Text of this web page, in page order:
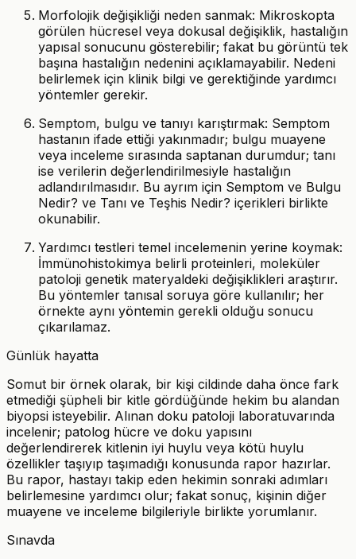
Morfolojik değişikliği neden sanmak: Mikroskopta
görülen hücresel veya dokusal değişiklik, hastalığın
yapısal sonucunu gösterebilir; fakat bu görüntü tek
başına hastalığın nedenini açıklamayabilir. Nedeni
belirlemek için klinik bilgi ve gerektiğinde yardımcı
yöntemler gerekir.
Semptom, bulgu ve tanıyı karıştırmak: Semptom
hastanın ifade ettiği yakınmadır; bulgu muayene
veya inceleme sırasında saptanan durumdur; tanı
ise verilerin değerlendirilmesiyle hastalığın
adlandırılmasıdır. Bu ayrım için Semptom ve Bulgu
Nedir? ve Tanı ve Teşhis Nedir? içerikleri birlikte
okunabilir.
Yardımcı testleri temel incelemenin yerine koymak:
İmmünohistokimya belirli proteinleri, moleküler
patoloji genetik materyaldeki değişiklikleri araştırır.
Bu yöntemler tanısal soruya göre kullanılır; her
örnekte aynı yöntemin gerekli olduğu sonucu
çıkarılamaz.
Günlük hayatta
Somut bir örnek olarak, bir kişi cildinde daha önce fark
etmediği şüpheli bir kitle gördüğünde hekim bu alandan
biyopsi isteyebilir. Alınan doku patoloji laboratuvarında
incelenir; patolog hücre ve doku yapısını
değerlendirerek kitlenin iyi huylu veya kötü huylu
özellikler taşıyıp taşımadığı konusunda rapor hazırlar.
Bu rapor, hastayı takip eden hekimin sonraki adımları
belirlemesine yardımcı olur; fakat sonuç, kişinin diğer
muayene ve inceleme bilgileriyle birlikte yorumlanır.
Sınavda